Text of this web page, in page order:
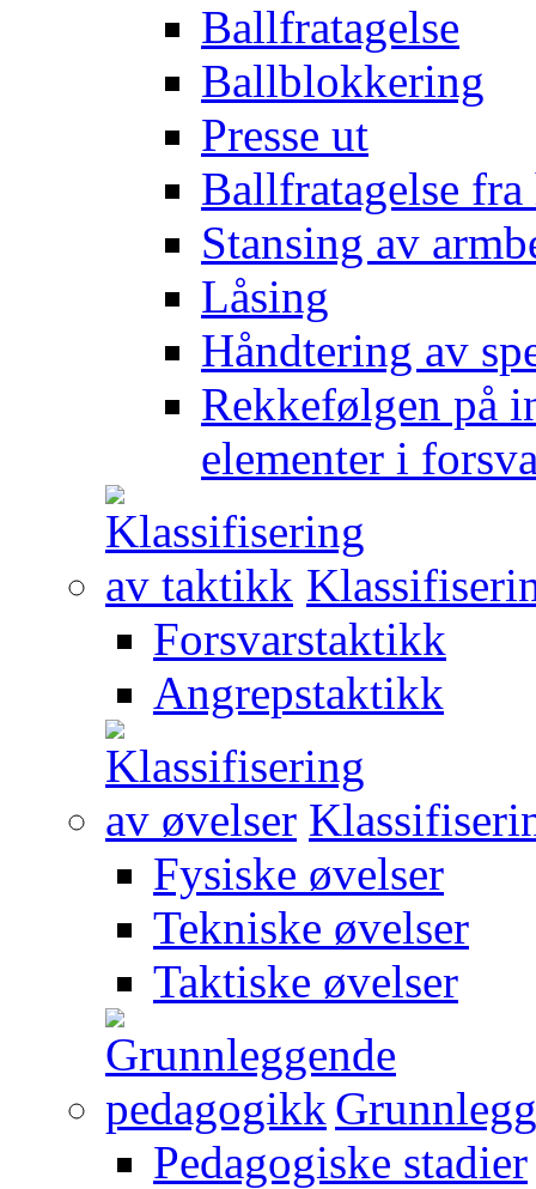
Ballfratagelse
Ballblokkering
Presse ut
Ballfratagelse fra
Stansing av
Låsing
Håndtering av
Rekkefølgen på
elementer i
Forsvarstaktikk
Angrepstaktikk
Fysiske øvelser
Tekniske øvelser
Taktiske øvelser
Pedagogiske stadier